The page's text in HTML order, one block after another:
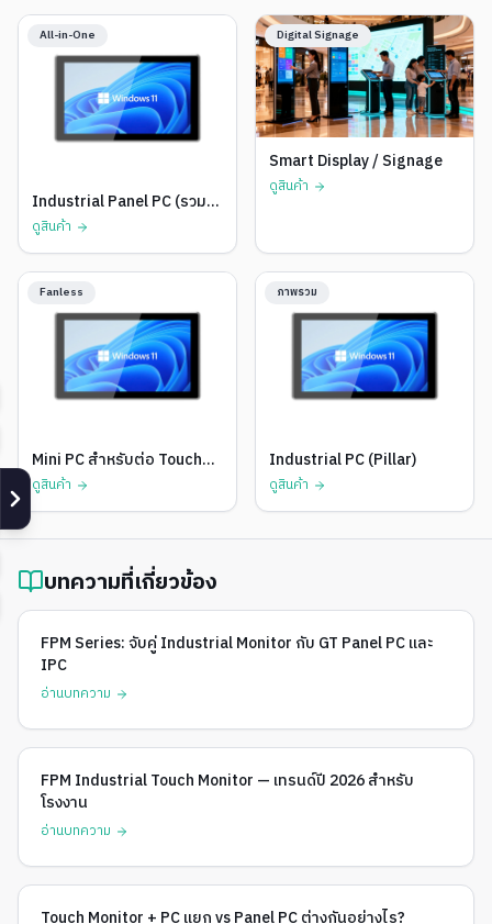
All-in-One
Industrial Panel PC (รวม
CPU)
ดูสินค้า
Digital Signage
Smart Display / Signage
ดูสินค้า
Fanless
Mini PC สำหรับต่อ Touch
Monitor
ดูสินค้า
ภาพรวม
Industrial PC (Pillar)
ดูสินค้า
บทความที่เกี่ยวข้อง
FPM Series: จับคู่ Industrial Monitor กับ GT Panel PC และ
IPC
อ่านบทความ
FPM Industrial Touch Monitor — เทรนด์ปี 2026 สำหรับ
โรงงาน
อ่านบทความ
Touch Monitor + PC แยก vs Panel PC ต่างกันอย่างไร?